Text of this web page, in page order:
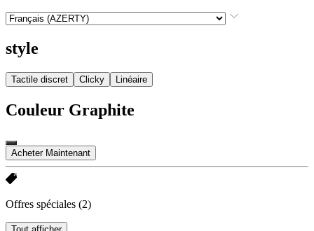
style
Tactile discret Clicky Linéaire
Couleur Graphite
Acheter Maintenant
Offres spéciales (2)